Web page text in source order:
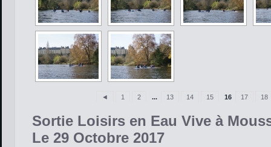
◄ 1 2 ... 13 14 15 16 17 18
Sortie Loisirs en Eau Vive à
Le 29 Octobre 2017